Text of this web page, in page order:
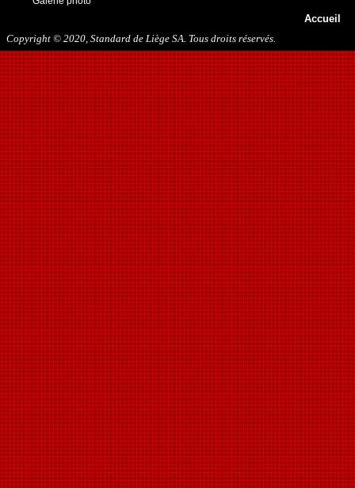
13/05/2018
27/10/2018
10/11/2018
16/03/2019
31/07/2019
09/11/2019
23/11/2019
Accueil
Copyright © 2020, Standard de Liège SA. Tous droits réservés.